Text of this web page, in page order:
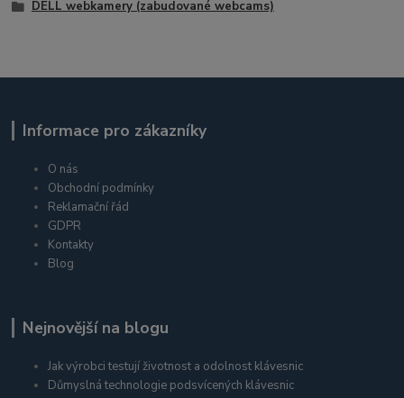
DELL webkamery (zabudované webcams)
Informace pro zákazníky
O nás
Obchodní podmínky
Reklamační řád
GDPR
Kontakty
Blog
Nejnovější na blogu
Jak výrobci testují životnost a odolnost klávesnic
Důmyslná technologie podsvícených klávesnic